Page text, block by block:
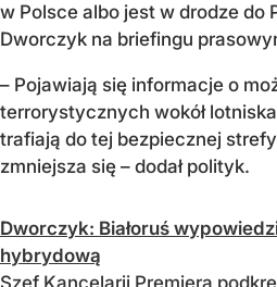
w Polsce albo jest w drodze do
Dworczyk na briefingu
– Pojawiają się informacje o
terrorystycznych wokół
trafiają do tej bezpiecznej
zmniejsza się – dodał polityk.
Dworczyk: Białoruś
hybrydową